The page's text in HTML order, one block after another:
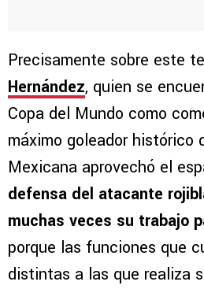
Precisamente sobre este
Hernández, quien se
Copa del Mundo como
máximo goleador histórico
Mexicana aprovechó el
defensa del atacante
muchas veces su trabajo
porque las funciones que
distintas a las que realiza